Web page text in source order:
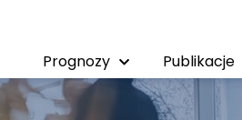
Prognozy Publikacje